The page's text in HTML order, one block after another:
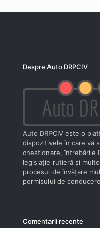
Despre Auto DRPCIV
Auto DRPCIV este o
dispozitivele în care vă
chestionare, întrebările
legislaţie rutieră şi
procesul de învăţare
permisului de
Comentarii recente